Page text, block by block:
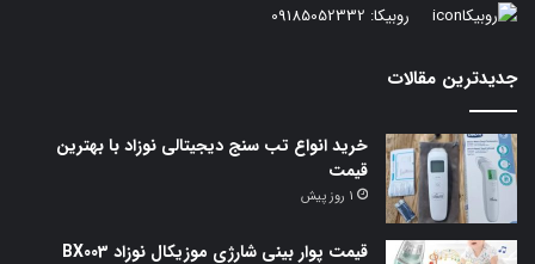
روبیکا: 09185052332
جدیدترین مقالات
خرید انواع تب سنج دیجیتالی نوزاد با بهترین
قیمت
1 روز پیش
قیمت پوار بینی شارژی موزیکال نوزاد BX003